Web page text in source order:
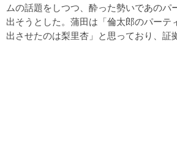
ムの話題をしつつ、酔った勢いであのパ
出そうとした。蒲田は「倫太郎のパーテ
出させたのは梨里杏」と思っており、証